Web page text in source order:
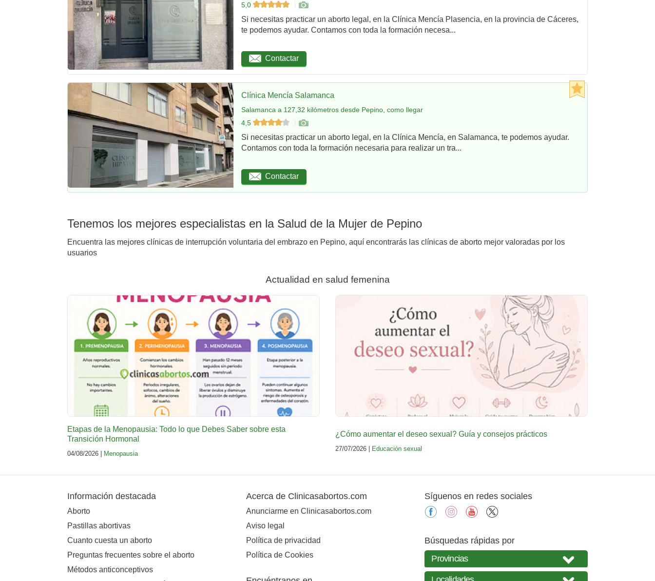
5,0
Si necesitas practicar un aborto legal, en la Clínica Mencía Plasencia, en la provincia de Cáceres,
te podemos ayudar. Contamos con toda la formación necesa...
Contactar
Clínica Mencía Salamanca
Salamanca a 127,32 kilómetros desde Pepino, como llegar
4,5
Si necesitas practicar un aborto legal, en la Clínica Mencía, en Salamanca, te podemos ayudar.
Contamos con toda la formación necesaria para realizar un tra...
Contactar
Tenemos los mejores especialistas en la Salud de la Mujer de Pepino
Encuentra las mejores clínicas de interrupción voluntaria del embrazo en Pepino, aquí encontrarás las clínicas de aborto mejor valoradas por los
usuarios
Actualidad en salud femenina
Etapas de la Menopausia: Todo lo que Debes Saber sobre esta
Transición Hormonal
04/08/2026 | Menopausia
¿Cómo aumentar el deseo sexual? Guía y consejos prácticos
27/07/2026 | Educación sexual
Información destacada
Aborto
Pastillas abortivas
Cuanto cuesta un aborto
Preguntas frecuentes sobre el aborto
Métodos anticonceptivos
Acerca de Clinicasabortos.com
Anunciarme en Clinicasabortos.com
Aviso legal
Política de privacidad
Política de Cookies
Síguenos en redes sociales
facebookinstagramyoutube
Búsquedas rápidas por